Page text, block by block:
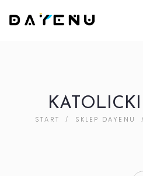
START / SKLEP DAYENU /